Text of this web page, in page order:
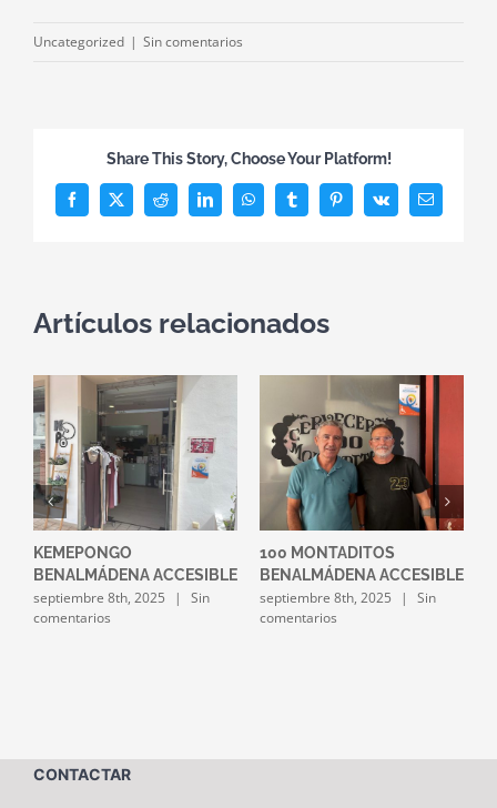
Uncategorized | Sin comentarios
Share This Story, Choose Your Platform!
Facebook
X Reddit LinkedInWhatsAppTumblrPinterest
Vk
Correo
electrónico
Artículos relacionados
KEMEPONGO
BENALMÁDENA ACCESIBLE
septiembre 8th, 2025 |
Sin
comentarios
100 MONTADITOS
BENALMÁDENA ACCESIBLE
septiembre 8th, 2025 |
Sin
comentarios
CONTACTAR